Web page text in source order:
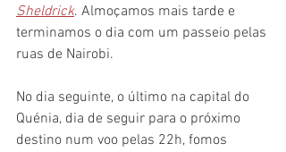
Sheldrick. Almoçamos mais tarde e
terminamos o dia com um passeio pelas
ruas de Nairobi.
No dia seguinte, o último na capital do
Quénia, dia de seguir para o próximo
destino num voo pelas 22h, fomos